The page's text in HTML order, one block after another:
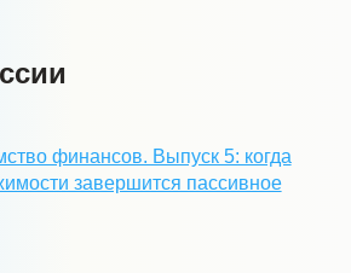
финансов. Выпуск 5: когда
завершится пассивное